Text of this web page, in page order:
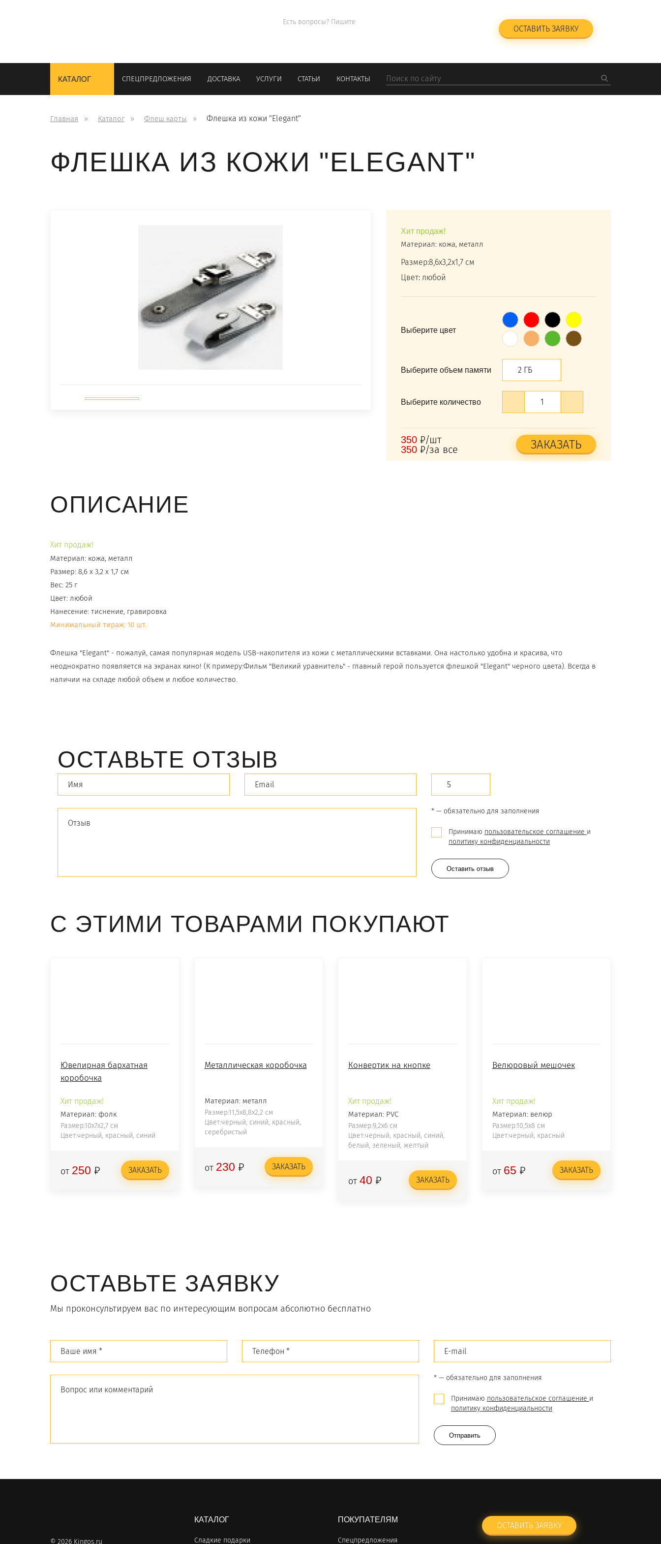
Есть вопросы? Пишите
ОСТАВИТЬ ЗАЯВКУ
КАТАЛОГ СПЕЦПРЕДЛОЖЕНИЯ ДОСТАВКА УСЛУГИ СТАТЬИ КОНТАКТЫ
Главная Каталог Флеш карты Флешка из кожи "Elegant"
ФЛЕШКА ИЗ КОЖИ "ELEGANT"
Хит продаж!
Материал: кожа, металл
Размер:8,6х3,2х1,7 см
Цвет: любой
Выберите цвет
СинийКрасныйЧерныйЖелтый
БелыйОранжевый
ЗеленыйКоричневый
Выберите объем памяти
Выберите количество
350 ₽/шт
350 ₽/за все ЗАКАЗАТЬ
ОПИСАНИЕ
Хит продаж!
Материал: кожа, металл
Размер: 8,6 х 3,2 х 1,7 см
Вес: 25 г
Цвет: любой
Нанесение: тиснение, гравировка
Минимальный тираж: 10 шт.
Флешка "Elegant" - пожалуй, самая популярная модель USB-накопителя из кожи с металлическими вставками. Она настолько удобна и красива, что
неоднократно появляется на экранах кино! (К примеру:Фильм "Великий уравнитель" - главный герой пользуется флешкой "Elegant" черного цвета). Всегда в
наличии на складе любой объем и любое количество.
ОСТАВЬТЕ ОТЗЫВ
* — обязательно для заполнения
Принимаю пользовательское соглашение и
политику конфиденциальности
Оставить отзыв
С ЭТИМИ ТОВАРАМИ ПОКУПАЮТ
Ювелирная бархатная
коробочка
Хит продаж!
Материал: фолк
Размер:10х7х2,7 см
Цвет:черный, красный, синий
от 250 ₽ ЗАКАЗАТЬ
Металлическая коробочка
Материал: металл
Размер:11,5х8,8х2,2 см
Цвет:черный, синий, красный,
серебристый
от 230 ₽ ЗАКАЗАТЬ
Конвертик на кнопке
Хит продаж!
Материал: PVC
Размер:9,2х6 см
Цвет:черный, красный, синий,
белый, зеленый, желтый
от 40 ₽ ЗАКАЗАТЬ
Велюровый мешочек
Хит продаж!
Материал: велюр
Размер:10,5х8 см
Цвет:черный, красный
от 65 ₽ ЗАКАЗАТЬ
ОСТАВЬТЕ ЗАЯВКУ
Мы проконсультируем вас по интересующим вопросам абсолютно бесплатно
* — обязательно для заполнения
Принимаю пользовательское соглашение и
политику конфиденциальности
Отправить
© 2026 Kingos.ru
КАТАЛОГ
Сладкие подарки
ПОКУПАТЕЛЯМ
Спецпредложения
ОСТАВИТЬ ЗАЯВКУ